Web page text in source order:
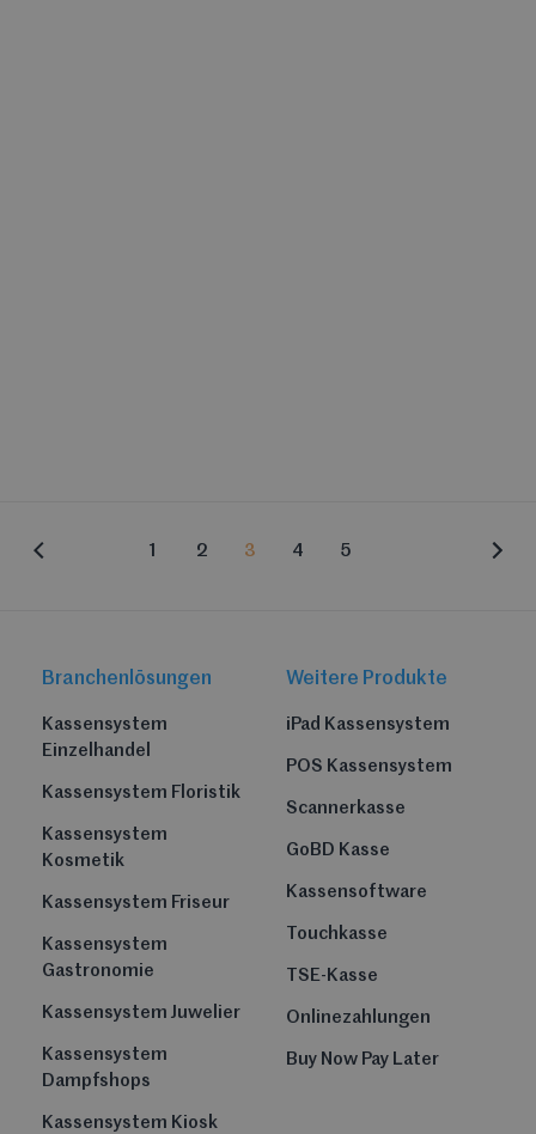
1 2 3 4 5
Branchenlösungen
Kassensystem
Einzelhandel
Kassensystem Floristik
Kassensystem
Kosmetik
Kassensystem Friseur
Kassensystem
Gastronomie
Kassensystem Juwelier
Kassensystem
Dampfshops
Kassensystem Kiosk
Weitere Produkte
iPad Kassensystem
POS Kassensystem
Scannerkasse
GoBD Kasse
Kassensoftware
Touchkasse
TSE-Kasse
Onlinezahlungen
Buy Now Pay Later